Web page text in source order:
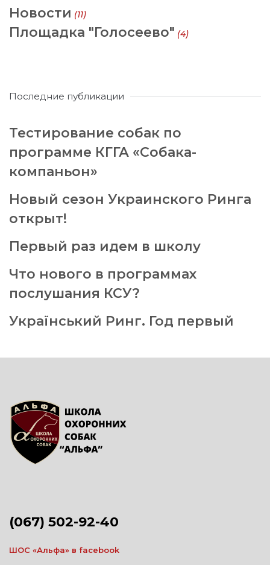
Новости (11)
Площадка "Голосеево" (4)
Последние публикации
Тестирование собак по
программе КГГА «Собака-
компаньон»
Новый сезон Украинского Ринга
открыт!
Первый раз идем в школу
Что нового в программах
послушания КСУ?
Український Ринг. Год первый
(067) 502-92-40
ШОС «Альфа» в facebook